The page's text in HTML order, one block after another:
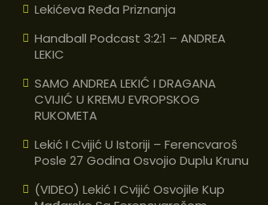
Lekićeva Ređa Priznanja
Handball Podcast 3:2:1 – ANDREA
LEKIC
SAMO ANDREA LEKIĆ I DRAGANA
CVIJIĆ U KREMU EVROPSKOG
RUKOMETA
Lekić I Cvijić U Istoriji – Ferencvaroš
Posle 27 Godina Osvojio Duplu Krunu
(VIDEO) Lekić I Cvijić Osvojile Kup